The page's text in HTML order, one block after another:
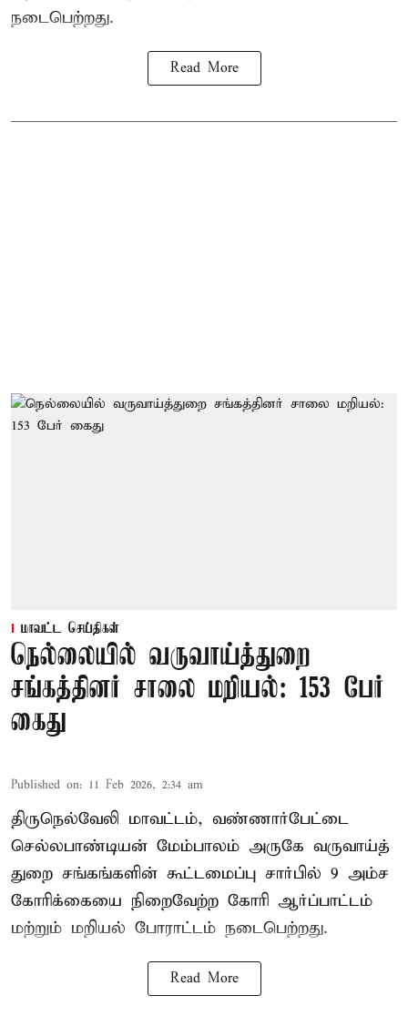
நடைபெற்றது.
Read More
மாவட்ட செய்திகள்
நெல்லையில் வருவாய்த்துறை
சங்கத்தினர் சாலை மறியல்: 153 பேர்
கைது
Published on: 11 Feb 2026, 2:34 am
திருநெல்வேலி மாவட்டம், வண்ணார்பேட்டை
செல்லபாண்டியன் மேம்பாலம் அருகே வருவாய்த்
துறை சங்கங்களின் கூட்டமைப்பு சார்பில் 9 அம்ச
கோரிக்கையை நிறைவேற்ற கோரி ஆர்ப்பாட்டம்
மற்றும் மறியல் போராட்டம் நடைபெற்றது.
Read More